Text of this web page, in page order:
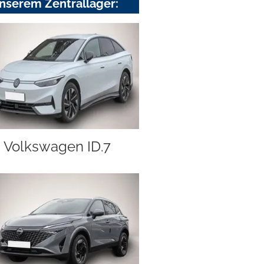
Zentrallager:
Volkswagen ID.7